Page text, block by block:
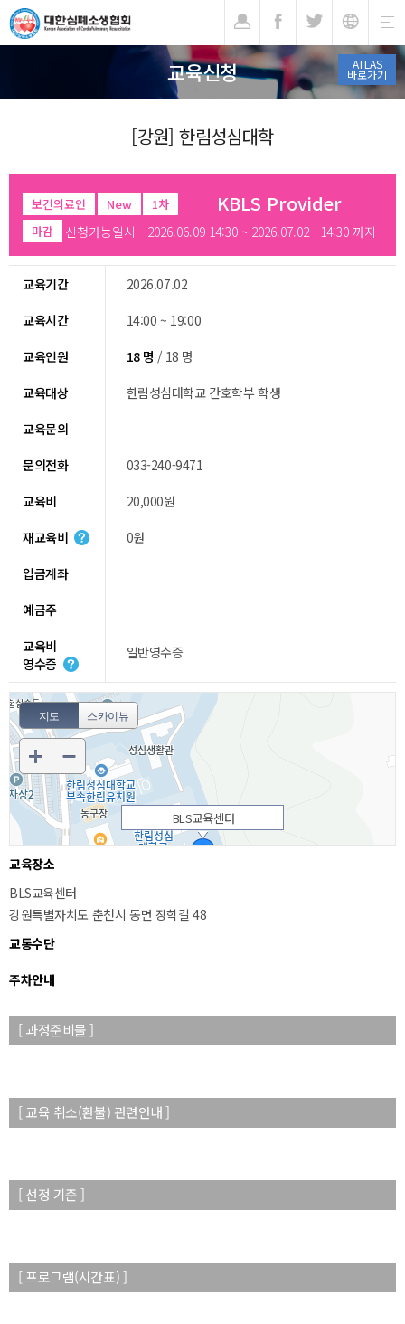
ATLAS
바로가기
교육신청
[강원] 한림성심대학
보건의료인 New 1차 KBLS Provider
마감 신청가능일시 - 2026.06.09 14:30 ~ 2026.07.02 14:30 까지
교육기간
2026.07.02
교육시간
14:00 ~ 19:00
교육인원
18 명 / 18 명
교육대상
한림성심대학교 간호학부 학생
교육문의
문의전화
033-240-9471
교육비
20,000원
재교육비
0원
입금계좌
예금주
교육비
영수증
일반영수증
지도 스카이뷰
BLS교육센터
교육장소
BLS교육센터
강원특별자치도 춘천시 동면 장학길 48
교통수단
주차안내
[ 과정준비물 ]
[ 교육 취소(환불) 관련안내 ]
[ 선정 기준 ]
[ 프로그램(시간표) ]